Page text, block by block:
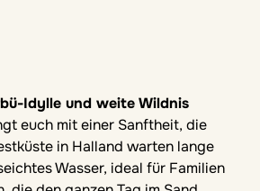
Idylle und weite Wildnis
euch mit einer Sanftheit, die
in Halland warten lange
Wasser, ideal für Familien